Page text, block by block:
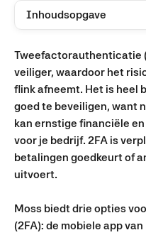
Inhoudsopgave
Tweefactorauthenticatie
veiliger, waardoor het
flink afneemt. Het is heel
goed te beveiligen, want
kan ernstige financiële
voor je bedrijf. 2FA is
betalingen goedkeurt of
uitvoert.
Moss biedt drie opties
(2FA): de mobiele app